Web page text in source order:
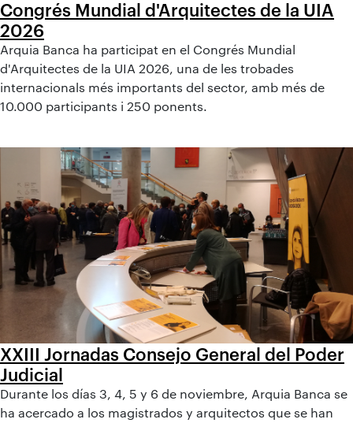
Congrés Mundial d'Arquitectes de la UIA
2026
Arquia Banca ha participat en el Congrés Mundial
d'Arquitectes de la UIA 2026, una de les trobades
internacionals més importants del sector, amb més de
10.000 participants i 250 ponents.
XXIII Jornadas Consejo General del Poder
Judicial
Durante los días 3, 4, 5 y 6 de noviembre, Arquia Banca se
ha acercado a los magistrados y arquitectos que se han